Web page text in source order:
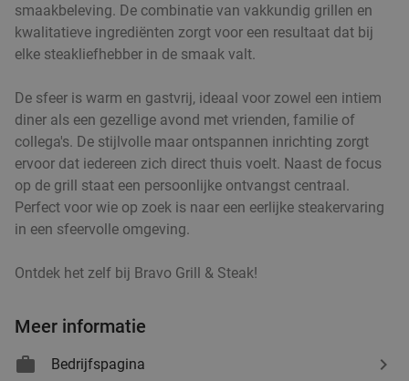
smaakbeleving. De combinatie van vakkundig grillen en
kwalitatieve ingrediënten zorgt voor een resultaat dat bij
elke steakliefhebber in de smaak valt.
De sfeer is warm en gastvrij, ideaal voor zowel een intiem
diner als een gezellige avond met vrienden, familie of
collega's. De stijlvolle maar ontspannen inrichting zorgt
ervoor dat iedereen zich direct thuis voelt. Naast de focus
op de grill staat een persoonlijke ontvangst centraal.
Perfect voor wie op zoek is naar een eerlijke steakervaring
in een sfeervolle omgeving.
Ontdek het zelf bij Bravo Grill & Steak!
Meer informatie
Bedrijfspagina